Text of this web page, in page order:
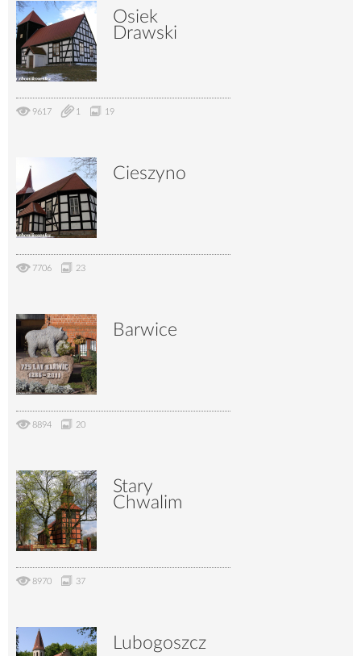
Osiek
Drawski
9617 1 19
Cieszyno
7706 23
Barwice
8894 20
Stary
Chwalim
8970 37
Lubogoszcz